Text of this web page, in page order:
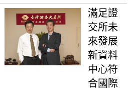
滿足證
交所未
來發展
新資料
中心符
合國際